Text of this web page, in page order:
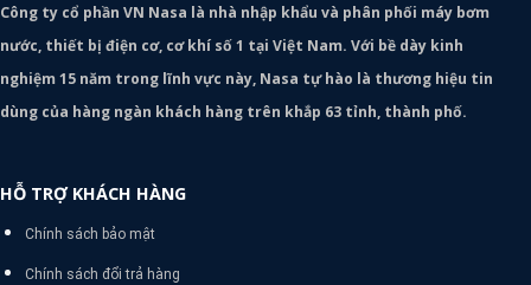
Công ty cổ phần VN Nasa là nhà nhập khẩu và phân phối máy bơm
nước, thiết bị điện cơ, cơ khí số 1 tại Việt Nam. Với bề dày kinh
nghiệm 15 năm trong lĩnh vực này, Nasa tự hào là thương hiệu tin
dùng của hàng ngàn khách hàng trên khắp 63 tỉnh, thành phố.
HỖ TRỢ KHÁCH HÀNG
Chính sách bảo mật
Chính sách đổi trả hàng